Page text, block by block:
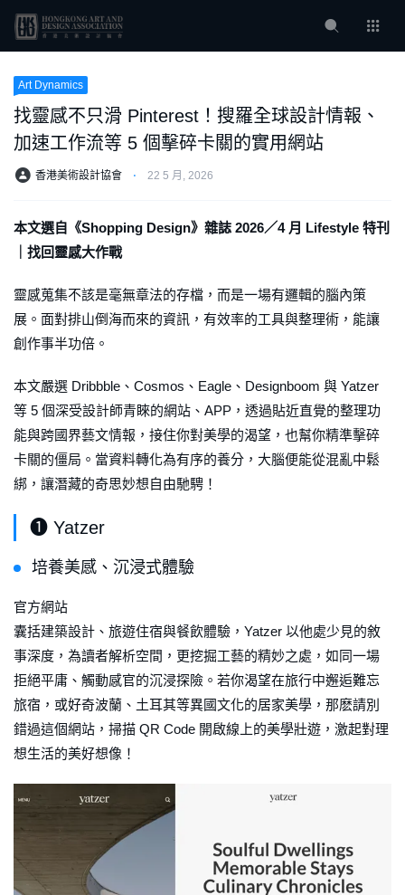
Art Dynamics
找靈感不只滑 Pinterest！搜羅全球設計情報、
加速工作流等 5 個擊碎卡關的實用網站
香港美術設計協會 ⋅ 22 5 月, 2026
本文選自《Shopping Design》雜誌 2026／4 月 Lifestyle 特刊
｜找回靈感大作戰
靈感蒐集不該是毫無章法的存檔，而是一場有邏輯的腦內策
展。面對排山倒海而來的資訊，有效率的工具與整理術，能讓
創作事半功倍。
本文嚴選 Dribbble、Cosmos、Eagle、Designboom 與 Yatzer
等 5 個深受設計師青睞的網站、APP，透過貼近直覺的整理功
能與跨國界藝文情報，接住你對美學的渴望，也幫你精準擊碎
卡關的僵局。當資料轉化為有序的養分，大腦便能從混亂中鬆
綁，讓潛藏的奇思妙想自由馳騁！
❶ Yatzer
培養美感、沉浸式體驗
官方網站
囊括建築設計、旅遊住宿與餐飲體驗，Yatzer 以他處少見的敘
事深度，為讀者解析空間，更挖掘工藝的精妙之處，如同一場
拒絕平庸、觸動感官的沉浸探險。若你渴望在旅行中邂逅難忘
旅宿，或好奇波蘭、土耳其等異國文化的居家美學，那麽請別
錯過這個網站，掃描 QR Code 開啟線上的美學壯遊，激起對理
想生活的美好想像！